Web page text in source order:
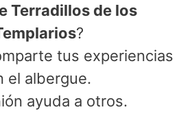
Terradillos de los
?
tus experiencias
el albergue.
ayuda a otros.